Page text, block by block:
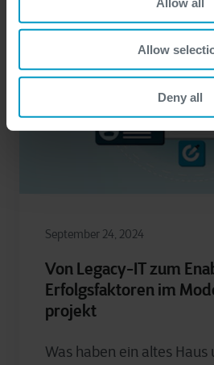
Allow
Deny all
September 24, 2024
Von Legacy-IT zum
Erfolgsfaktoren im
projekt
Was haben ein altes Haus